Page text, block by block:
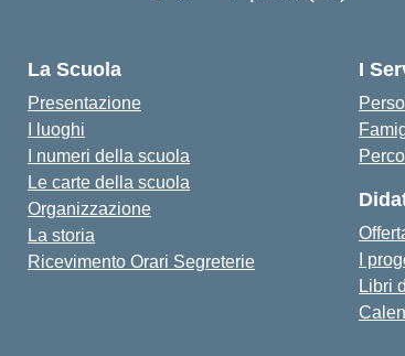
La Scuola
Presentazione
I luoghi
I numeri della scuola
Le carte della scuola
Organizzazione
La storia
Ricevimento Orari Segreterie
I
I
Libri